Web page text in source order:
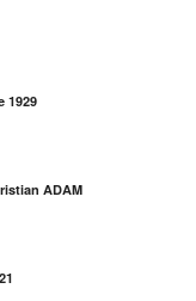
1929
ADAM